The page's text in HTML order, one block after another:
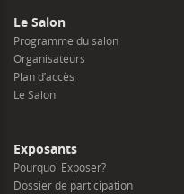
Le Salon
Le Salon
Programme du salon
Organisateurs
Plan d’accès
Exposants
Pourquoi Exposer?
Dossier de participation